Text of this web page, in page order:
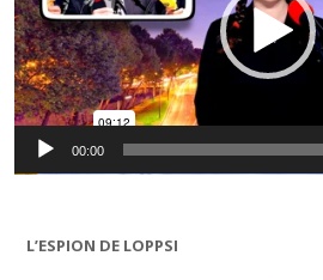
00:00
L’ESPION DE LOPPSI